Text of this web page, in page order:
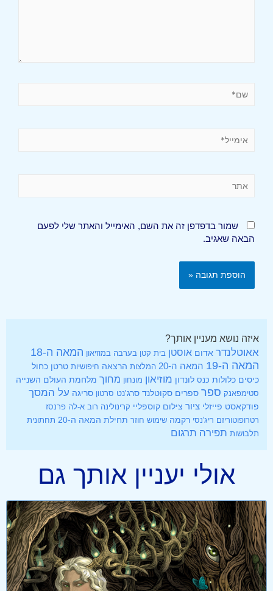
שמור בדפדפן זה את השם, האימייל והאתר שלי לפעם
הבאה שאגיב.
איזה נושא מעניין אותך?
אאוטלנדר אדום אוסטן בית קטן בערבה במוזיאון המאה ה-18
המאה ה-19
המאה ה-20 המלצות הרצאה חיפושיות טרטן כחול
כיסים כלולות כנס לונדון מוזיאון מונחון מחוך מלחמת העולם השנייה
סטימפאנק ספר ספרים סקוטלנד סרג'נט סרטון סריגה על המסך
פודקאסט פייזלי ציור צילום קוספליי קרינולינה רוב א-לה פרנסז
רטרופוטוריזם ריג'נסי רקמה שימוש חוזר תחילת המאה ה-20
תחתונית
תלבושות תפירה תרגום
אולי יעניין אותך גם